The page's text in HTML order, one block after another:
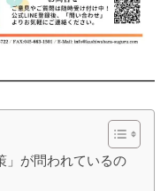
」が問われているの